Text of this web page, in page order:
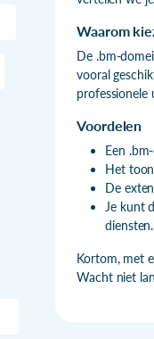
Waarom
De .bm-
vooral
Voordelen
Een
Het
De
Je kunt
diensten.
Kortom, met
Wacht niet